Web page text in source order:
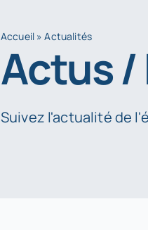
Accueil »Actualités
Actus /
Suivez l'actualité de